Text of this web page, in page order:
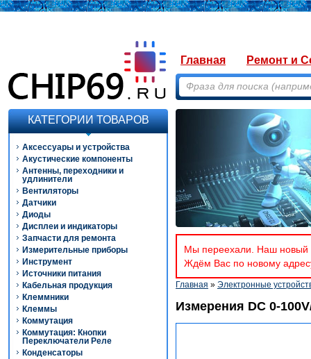
Главная Ремонт и
КАТЕГОРИИ ТОВАРОВ
Аксессуары и устройства
Акустические компоненты
Антенны, переходники и
удлинители
Вентиляторы
Датчики
Диоды
Дисплеи и индикаторы
Запчасти для ремонта
Измерительные приборы
Инструмент
Источники питания
Кабельная продукция
Клеммники
Клеммы
Коммутация
Коммутация: Кнопки
Переключатели Реле
Конденсаторы
Мы переехали. Наш новый
Ждём Вас по новому
Главная » Электронные
Измерения DC 0-